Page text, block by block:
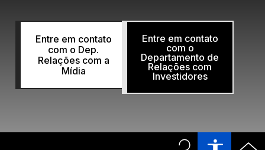
Entre em contato
com o Dep.
Relações com a
Mídia
Entre em contato
com o
Departamento de
Relações com
Investidores